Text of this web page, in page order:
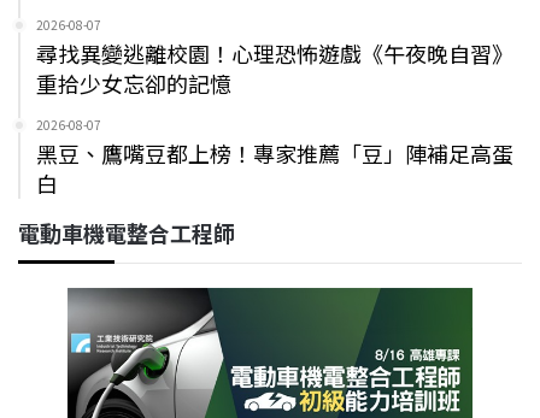
2026-08-07
尋找異變逃離校園！心理恐怖遊戲《午夜晚自習》
重拾少女忘卻的記憶
2026-08-07
黑豆、鷹嘴豆都上榜！專家推薦「豆」陣補足高蛋
白
電動車機電整合工程師